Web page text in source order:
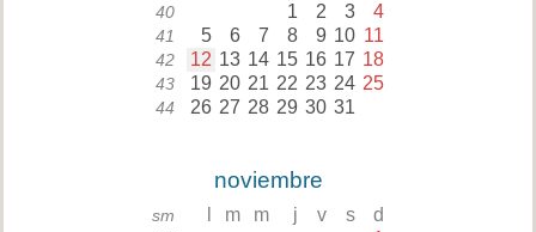
40 1 2 3 4
41 5 6 7 8 9 10 11
42 12 13 14 15 16 17 18
43 19 20 21 22 23 24 25
44 26 27 28 29 30 31
noviembre
sm m m j v s d